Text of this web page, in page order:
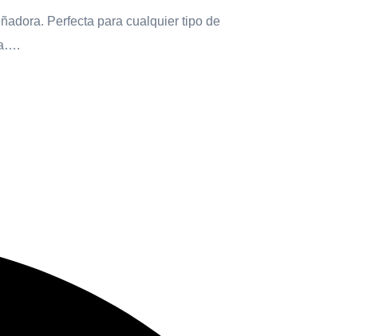
Perfecta para cualquier tipo de